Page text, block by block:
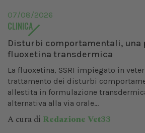
07/08/2026
CLINICA
Disturbi comportamentali, una
fluoxetina transdermica
La fluoxetina, SSRI impiegato in
trattamento dei disturbi
allestita in formulazione
alternativa alla via orale...
A cura di Redazione Vet33